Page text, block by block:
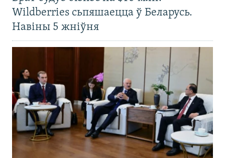
Wildberries сьпяшаецца ў Беларусь.
Навіны 5 жніўня